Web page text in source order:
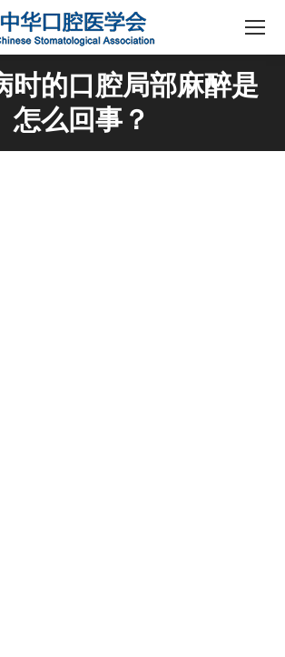
时的口腔局部麻醉是
怎么回事？